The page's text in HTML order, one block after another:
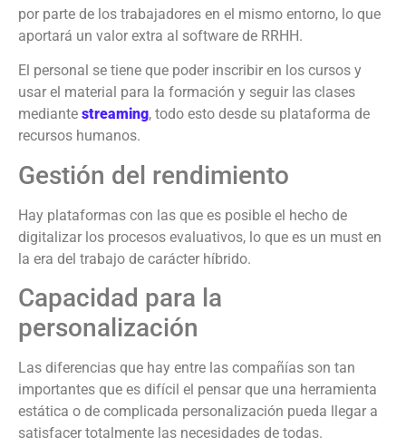
por parte de los trabajadores en el mismo entorno, lo que
aportará un valor extra al software de RRHH.
El personal se tiene que poder inscribir en los cursos y
usar el material para la formación y seguir las clases
mediante streaming, todo esto desde su plataforma de
recursos humanos.
Gestión del rendimiento
Hay plataformas con las que es posible el hecho de
digitalizar los procesos evaluativos, lo que es un must en
la era del trabajo de carácter híbrido.
Capacidad para la
personalización
Las diferencias que hay entre las compañías son tan
importantes que es difícil el pensar que una herramienta
estática o de complicada personalización pueda llegar a
satisfacer totalmente las necesidades de todas.